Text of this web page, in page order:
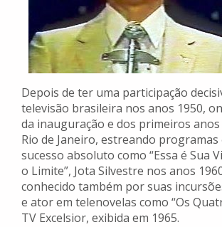
Depois de ter uma participação
televisão brasileira nos anos 1950,
da inauguração e dos primeiros
Rio de Janeiro, estreando
sucesso absoluto como “Essa é Sua
o Limite”, Jota Silvestre nos anos
conhecido também por suas
e ator em telenovelas como “Os
TV Excelsior, exibida em 1965.